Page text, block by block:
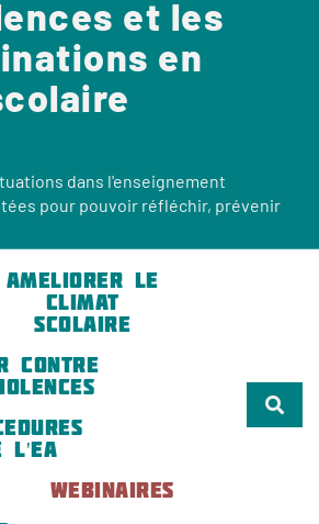
et les
en
dans l'enseignement
pour pouvoir réfléchir, prévenir
AMELIORER LE
CLIMAT
SCOLAIRE
CONTRE
L'EA
WEBINAIRES